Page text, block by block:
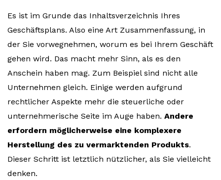
Es ist im Grunde das Inhaltsverzeichnis Ihres
Geschäftsplans. Also eine Art Zusammenfassung, in
der Sie vorwegnehmen, worum es bei Ihrem Geschäft
gehen wird. Das macht mehr Sinn, als es den
Anschein haben mag. Zum Beispiel sind nicht alle
Unternehmen gleich. Einige werden aufgrund
rechtlicher Aspekte mehr die steuerliche oder
unternehmerische Seite im Auge haben. Andere
erfordern möglicherweise eine komplexere
Herstellung des zu vermarktenden Produkts.
Dieser Schritt ist letztlich nützlicher, als Sie vielleicht
denken.